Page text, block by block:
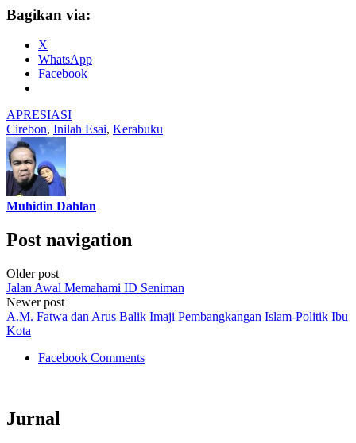
Bagikan via:
X
WhatsApp
Facebook
APRESIASI
Cirebon, Inilah Esai, Kerabuku
Muhidin Dahlan
Post navigation
Older post
Jalan Awal Memahami ID Seniman
Newer post
A.M. Fatwa dan Arus Balik Imaji Pembangkangan Islam-Politik Ibu
Kota
Facebook Comments
Jurnal